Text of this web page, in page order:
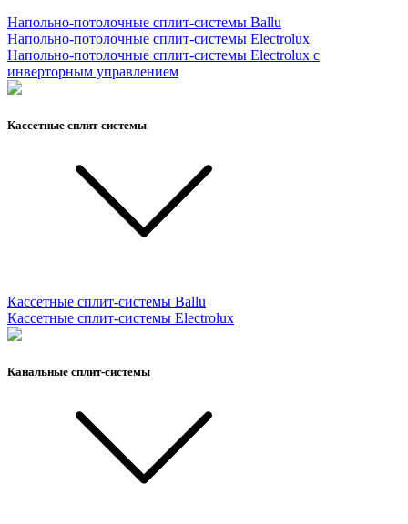
Напольно-потолочные сплит-системы Ballu
Напольно-потолочные сплит-системы Electrolux
Напольно-потолочные сплит-системы Electrolux с
инверторным управлением
Кассетные сплит-системы
Кассетные сплит-системы Ballu
Кассетные сплит-системы Electrolux
Канальные сплит-системы